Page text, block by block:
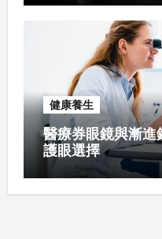
健康養生
醫療券眼鏡與漸進
護眼選擇